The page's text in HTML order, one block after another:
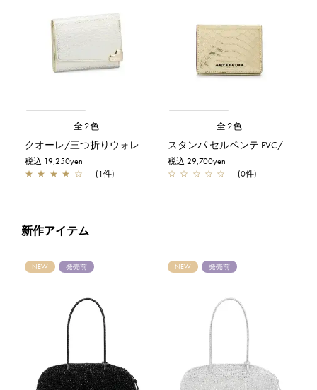
全2色
クオーレ/三つ折りウォレット/ゴールド
税込 19,250yen
★ ★ ★ ★ ☆ (1件)
全2色
スタンパ セルペンテ PVC/三つ折りウォレット/ゴールド
税込 29,700yen
☆ ☆ ☆ ☆ ☆ (0件)
新作アイテム
NEW 発売前 NEW 発売前